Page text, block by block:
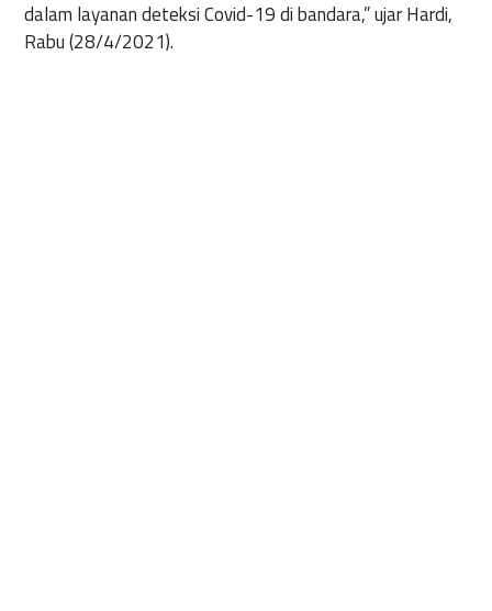
dalam layanan deteksi Covid-19 di bandara,” ujar Hardi,
Rabu (28/4/2021).